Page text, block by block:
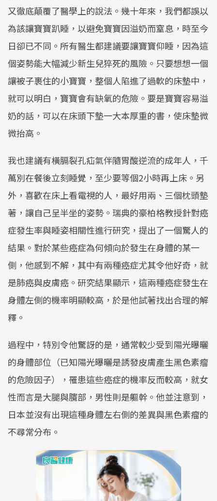
又徹底顛覆了醫學上的說法。幾十年來，我們都誤以
為該讓寶寶趴睡，以避免寶寶因溢奶而窒息，時至今
日卻已不同。所有醫生都建議要讓寶寶仰睡，因為這
個姿勢能大幅減少新生兒猝死的風險。只要想想一個
讓被子裹住的小寶寶，整個人陷進了過軟的床墊中，
就可以明白，寶寶會有缺氧的危險。要是寶寶容易溢
奶的話，可以在床頭下墊一大本厚重的書，使床墊微
微抬高。
我也建議有橫膈裂孔疝氣伴隨胃酸逆流的成年人，千
萬別在餐後立刻睡覺，至少要等個2小時再上床。另
外，喜歡在床上看電視的人，最好用兩、三個枕頭墊
著，讓自己呈半坐的姿勢。瑞典的豪柏格教授針對癌
症發生率與睡姿相關性進行研究，提出了一個驚人的
結果。對於某些癌症為何傾向於發生在身體的某一
側，他感到不解，其中有兩種癌症尤其令他好奇，就
是肺癌與皮膚癌。研究結果顯示，這兩種癌症發生在
身體左側的機率明顯較高，於是他試著找出合理的解
釋。
過程中，特別令他驚訝的是，通常較少受到陽光曝曬
的身體部位（已知陽光曝曬是誘發皮膚產生黑色素瘤
的危險因子），罹患這些癌症的機率反而較高，就女
性而言是大腿與臗部，男性則是軀幹。他並注意到，
日本並沒有出現這種身體左右側的差異與黑色素瘤的
不尋常分布。